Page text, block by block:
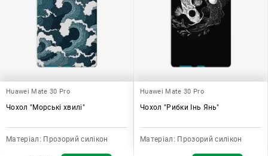
Huawei Mate 30 Pro
Чохол "Морські хвилі"
Матеріал: Прозорий силікон
Huawei Mate 30 Pro
Чохол "Рибки Інь Янь"
Матеріал: Прозорий силікон